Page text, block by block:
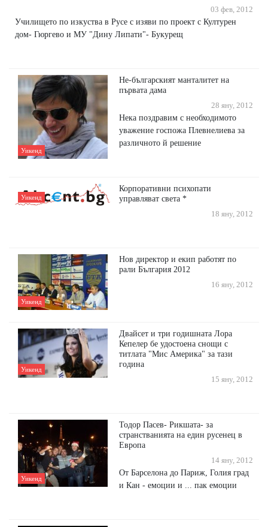
03 фев, 2012
Училището по изкуства в Русе с изяви по проект с Културен
дом- Гюргево и МУ "Дину Липати"- Букурещ
Уикенд
Не-българският манталитет на
първата дама
28 яну, 2012
Нека поздравим с необходимото
уважение госпожа Плевнелиева за
различното й решение
Уикенд
Корпоративни психопати
управляват света *
18 яну, 2012
Уикенд
Нов директор и екип работят по
рали България 2012
16 яну, 2012
Уикенд
Двайсет и три годишната Лора
Кепелер бе удостоена снощи с
титлата "Мис Америка" за тази
година
15 яну, 2012
Уикенд
Тодор Пасев- Рикшата- за
странстванията на един русенец в
Европа
14 яну, 2012
От Барселона до Париж, Голия град
и Кан - емоции и ... пак емоции